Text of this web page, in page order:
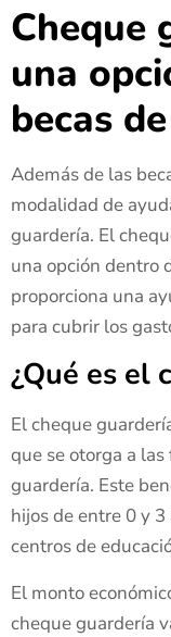
Cheque
una
becas
Además de las
modalidad de
guardería. El
una opción dentro
proporciona una
para cubrir los
¿Qué es el
El cheque
que se otorga a
guardería. Este
hijos de entre 0 y
centros de
El monto
cheque guardería